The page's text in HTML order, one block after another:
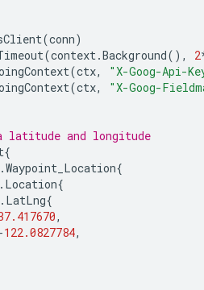
(conn)
(context.Background(), 2
(ctx, "X-Goog-Api-
(ctx, "X-Goog-
latitude and longitude
{
.Waypoint_Location{
. Location{
. LatLng{
,
122.0827784,